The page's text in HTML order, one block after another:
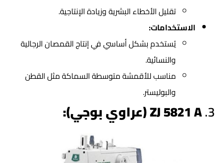
تقليل الأخطاء البشرية وزيادة الإنتاجية.
الاستخدامات:
يُستخدم بشكل أساسي في إنتاج القمصان الرجالية
والنسائية.
مناسب للأقمشة متوسطة السماكة مثل القطن
والبوليستر.
3. ZJ 5821 A (عراوي بوجي):